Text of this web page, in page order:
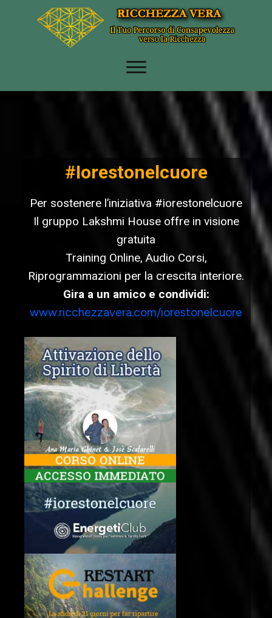
#iorestonelcuore
Per sostenere l’iniziativa #iorestonelcuore
Il gruppo Lakshmi House offre in visione
gratuita
Training Online, Audio Corsi,
Riprogrammazioni per la crescita interiore.
Gira a un amico e condividi:
www.ricchezzavera.com/iorestonelcuore